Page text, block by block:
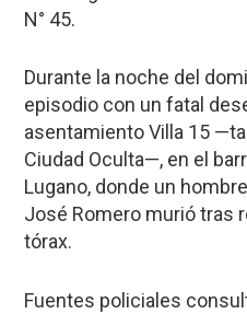
N° 45.
Durante la noche del
episodio con un fatal
asentamiento Villa 15
Ciudad Oculta—, en el
Lugano, donde un
José Romero murió tras
tórax.
Fuentes policiales